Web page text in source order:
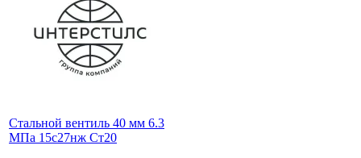
Стальной вентиль 40 мм 6.3
МПа 15с27нж Ст20